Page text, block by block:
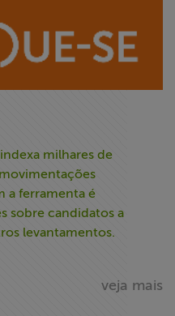
milhares de
a ferramenta é
sobre candidatos a
levantamentos.
veja mais